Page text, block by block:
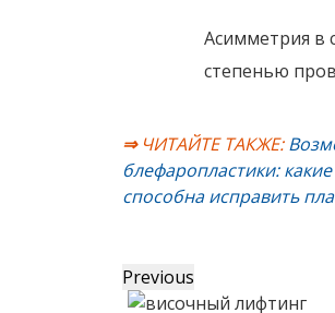
Асимметрия в
степенью
⇒ ЧИТАЙТЕ ТАКЖЕ:
блефаропластики:
способна исправить
Previous